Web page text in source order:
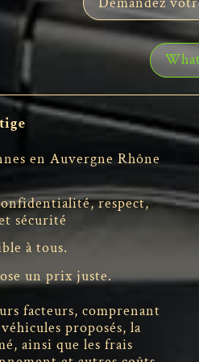
en Auvergne Rhône
respect,
sécurité
à tous.
un prix juste.
facteurs, comprenant
proposés, la
ainsi que les frais